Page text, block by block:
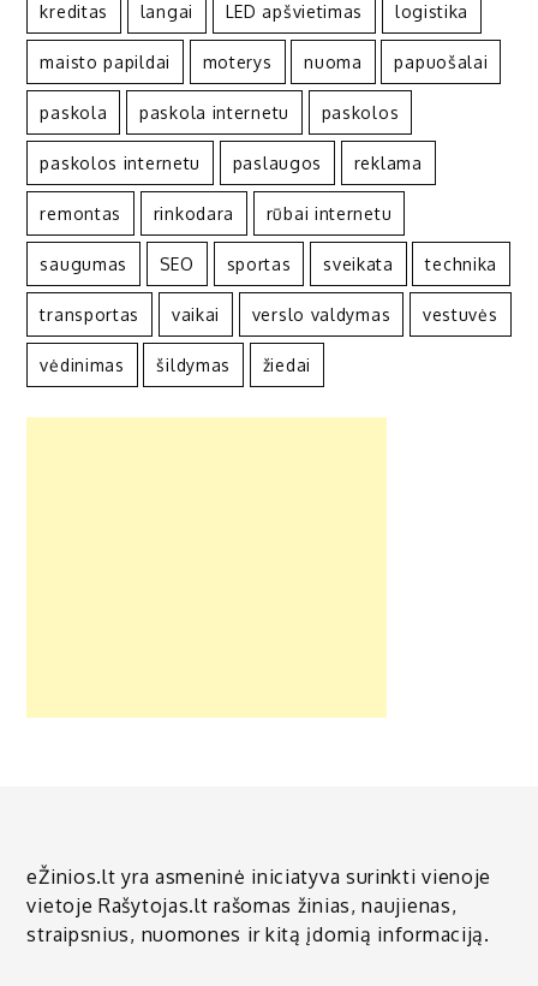
kreditas langai LED apšvietimas logistika
maisto papildai moterys nuoma papuošalai
paskola paskola internetu paskolos
paskolos internetu paslaugos reklama
remontas rinkodara rūbai internetu
saugumas SEO sportas sveikata technika
transportas vaikai verslo valdymas vestuvės
vėdinimas šildymas žiedai
eŽinios.lt yra asmeninė iniciatyva surinkti vienoje
vietoje Rašytojas.lt rašomas žinias, naujienas,
straipsnius, nuomones ir kitą įdomią informaciją.